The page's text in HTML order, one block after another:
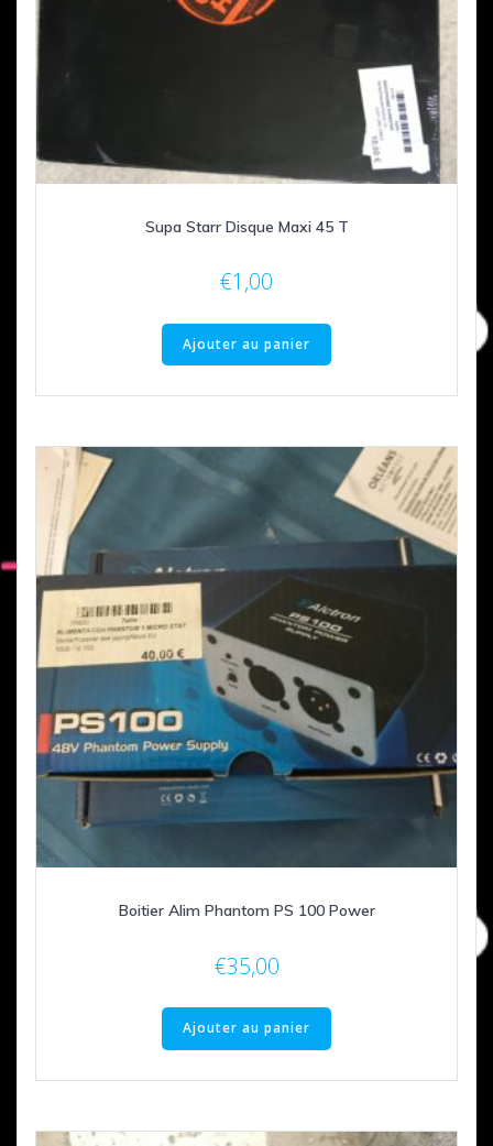
Supa Starr Disque Maxi 45 T
€1,00
Ajouter au panier
Boitier Alim Phantom PS 100 Power
€35,00
Ajouter au panier